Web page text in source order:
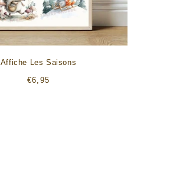
Affiche Les Saisons
Prix
€6,95